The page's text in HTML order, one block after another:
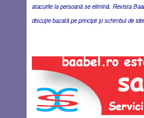
atacurile la persoană se elimină. Revista
discuţie bazată pe principii şi schimbul de idei.